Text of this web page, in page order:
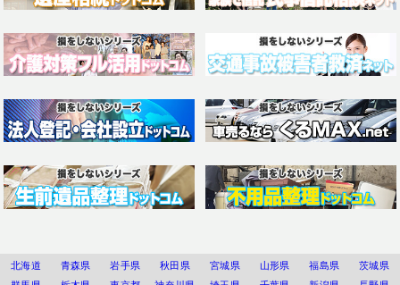
北海道 青森県 岩手県 秋田県 宮城県 山形県 福島県
茨城県